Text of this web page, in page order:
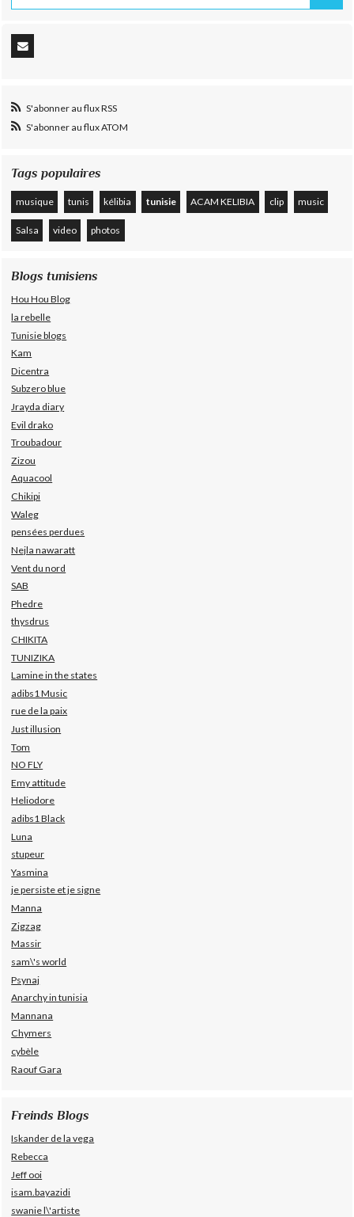
S'abonner au flux RSS
S'abonner au flux ATOM
Tags populaires
musique tunis kélibia tunisie ACAM KELIBIA clip music
Salsa video photos
Blogs tunisiens
Hou Hou Blog
la rebelle
Tunisie blogs
Kam
Dicentra
Subzero blue
Jrayda diary
Evil drako
Troubadour
Zizou
Aquacool
Chikipi
Waleg
pensées perdues
Nejla nawaratt
Vent du nord
SAB
Phedre
thysdrus
CHIKITA
TUNIZIKA
Lamine in the states
adibs1 Music
rue de la paix
Just illusion
Tom
NO FLY
Emy attitude
Heliodore
adibs1 Black
Luna
stupeur
Yasmina
je persiste et je signe
Manna
Zigzag
Massir
sam\'s world
Psynaj
Anarchy in tunisia
Mannana
Chymers
cybèle
Raouf Gara
Freinds Blogs
Iskander de la vega
Rebecca
Jeff ooi
isam.bayazidi
swanie l\'artiste